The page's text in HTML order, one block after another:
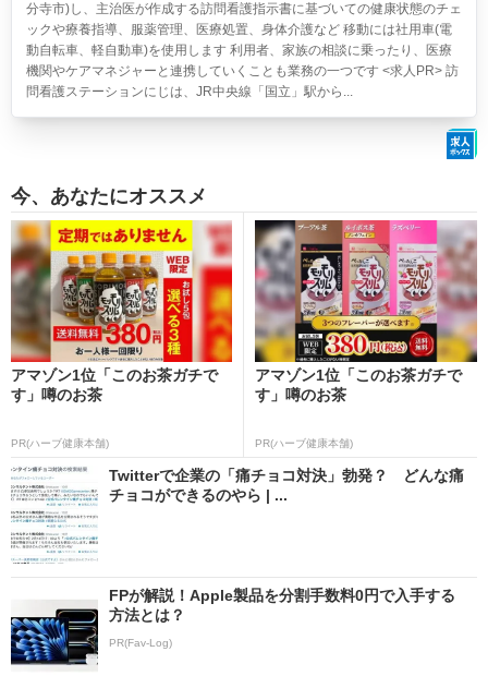
分寺市)し、主治医が作成する訪問看護指示書に基づいての健康状態のチェ
ックや療養指導、服薬管理、医療処置、身体介護など 移動には社用車(電
動自転車、軽自動車)を使用します 利用者、家族の相談に乗ったり、医療
機関やケアマネジャーと連携していくことも業務の一つです <求人PR> 訪
問看護ステーションにじは、JR中央線「国立」駅から...
今、あなたにオススメ
アマゾン1位「このお茶ガチで
す」噂のお茶
PR(ハーブ健康本舗)
アマゾン1位「このお茶ガチで
す」噂のお茶
PR(ハーブ健康本舗)
Twitterで企業の「痛チョコ対決」勃発？ どんな痛
チョコができるのやら | ...
FPが解説！Apple製品を分割手数料0円で入手する
方法とは？
PR(Fav-Log)